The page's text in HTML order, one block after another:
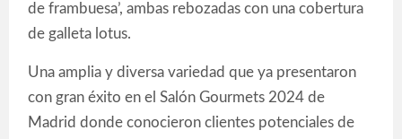
de frambuesa’, ambas rebozadas con una cobertura
de galleta lotus.
Una amplia y diversa variedad que ya presentaron
con gran éxito en el Salón Gourmets 2024 de
Madrid donde conocieron clientes potenciales de